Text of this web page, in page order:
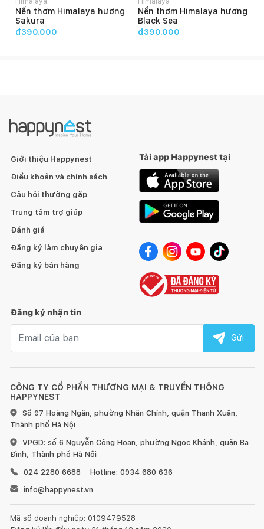
- Lớp cắt dập tinh tế không lộ liễu
- Đạo cụ chụp ảnh sản phẩm
- Trang trí tủ bằng trang điểm giá sách,...
Cảm ơn quý khách hàng đã tin tưởng và lựa chọn sản phẩm
của quý khách hàng trong thời gian trong thời gian sớm nhất.
Với mỗi nhân viên của Ghome, sự hài lòng của khách hàng
chính là niềm vui của chúng tôi. Vì khách hàng là thượng đế.
#phukientrangtritet #phukientet #decor #trangtri #ghome
#nha #sale #giamgia #dotrangtri #phukientrangtri #home
#homedecor #tet2023 #tetquymao #trangtritet #xuân2023
#phukientrangtri #phukiengioquatet #quatet #decortet
#trangtritet #phukientet
#trangtrínhàcửa #phụkiệnchụpảnh #quàsinhnhật
#hoalụacaocấp #hoalụađẹptinhtế #cherry #câynhựa #trangtrí
#câydâyleogiả #hoalụa #hoagia #hoalua #daodongdo
#daodongdocandai #canhhoadaodong #hoaxop #hoadao
#canhcherrymini #canhdaodong
Nến thơm Himalaya hương
Sakura
đ390.000
Nến thơm Himalaya hương
Black Sea
đ390.000
CÔNG TY CỔ PHẦN THƯƠNG MẠI & TRUYỀN THÔNG
HAPPYNEST
Số 97 Hoàng Ngân, phường Nhân Chính, quận Thanh Xuân,
Thành phố Hà Nội
VPGD: số 6 Nguyễn Công Hoan, phường Ngọc Khánh, quận Ba
Đình, Thành phố Hà Nội
024 2280 6688
Hotline: 0934 680 636
info@happynest.vn
Mã số doanh nghiệp: 0109479528
Giới thiệu Happynest
Điều khoản và chính sách
Câu hỏi thường gặp
Trung tâm trợ giúp
Đánh giá
Đăng ký làm chuyên gia
Đăng ký bán hàng
Tải app Happynest tại
Đăng ký nhận tin
Gửi